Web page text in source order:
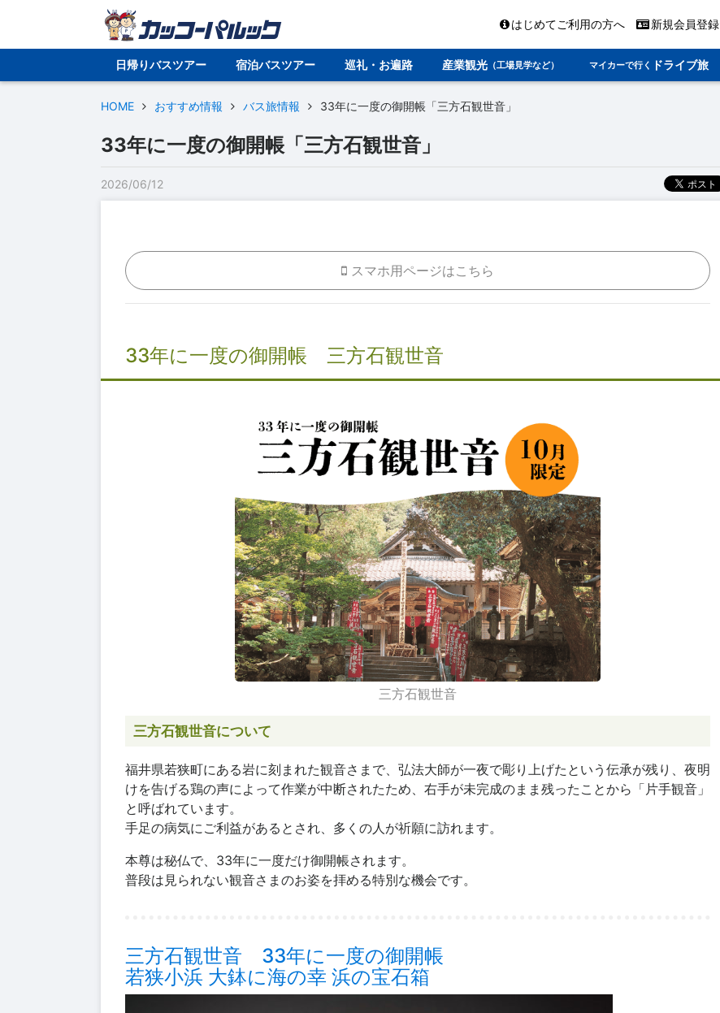
はじめてご利用の方へ 新規会員登録
日帰りバスツアー 宿泊バスツアー 巡礼・お遍路 産業観光 （工場見学など） マイカーで行く ドライブ旅
HOME おすすめ情報 バス旅情報 33年に一度の御開帳「三方石観世音」
33年に一度の御開帳「三方石観世音」
2026/06/12
スマホ用ページはこちら
33年に一度の御開帳 三方石観世音
三方石観世音
三方石観世音について
福井県若狭町にある岩に刻まれた観音さまで、弘法大師が一夜で彫り上げたという伝承が残り、夜明
けを告げる鶏の声によって作業が中断されたため、右手が未完成のまま残ったことから「片手観音」
と呼ばれています。
手足の病気にご利益があるとされ、多くの人が祈願に訪れます。
本尊は秘仏で、33年に一度だけ御開帳されます。
普段は見られない観音さまのお姿を拝める特別な機会です。
三方石観世音 33年に一度の御開帳
若狭小浜 大鉢に海の幸 浜の宝石箱